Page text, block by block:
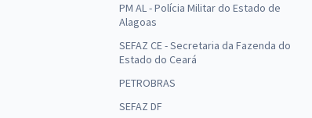
PM AL - Polícia Militar do Estado de
Alagoas
SEFAZ CE - Secretaria da Fazenda do
Estado do Ceará
PETROBRAS
SEFAZ DF